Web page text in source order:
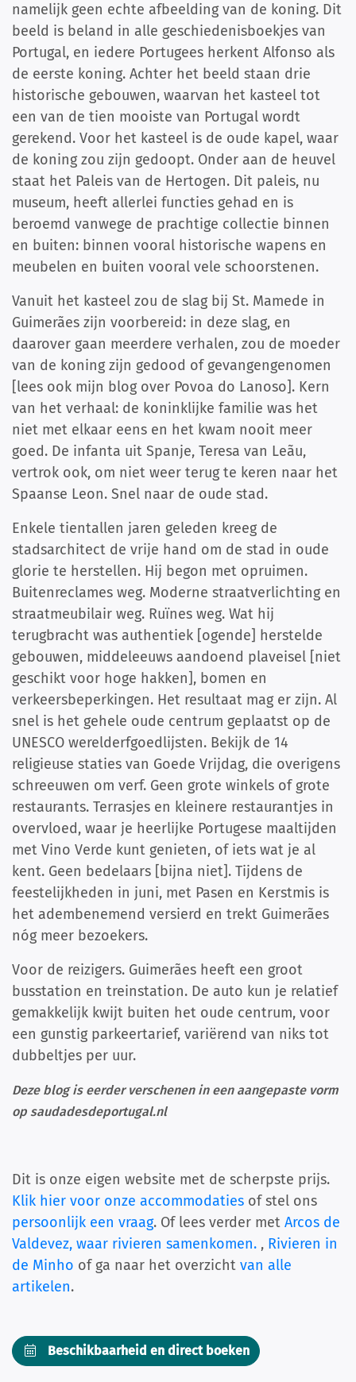
namelijk geen echte afbeelding van de koning. Dit
beeld is beland in alle geschiedenisboekjes van
Portugal, en iedere Portugees herkent Alfonso als
de eerste koning. Achter het beeld staan drie
historische gebouwen, waarvan het kasteel tot
een van de tien mooiste van Portugal wordt
gerekend. Voor het kasteel is de oude kapel, waar
de koning zou zijn gedoopt. Onder aan de heuvel
staat het Paleis van de Hertogen. Dit paleis, nu
museum, heeft allerlei functies gehad en is
beroemd vanwege de prachtige collectie binnen
en buiten: binnen vooral historische wapens en
meubelen en buiten vooral vele schoorstenen.
Vanuit het kasteel zou de slag bij St. Mamede in
Guimerães zijn voorbereid: in deze slag, en
daarover gaan meerdere verhalen, zou de moeder
van de koning zijn gedood of gevangengenomen
[lees ook mijn blog over Povoa do Lanoso]. Kern
van het verhaal: de koninklijke familie was het
niet met elkaar eens en het kwam nooit meer
goed. De infanta uit Spanje, Teresa van Leãu,
vertrok ook, om niet weer terug te keren naar het
Spaanse Leon. Snel naar de oude stad.
Enkele tientallen jaren geleden kreeg de
stadsarchitect de vrije hand om de stad in oude
glorie te herstellen. Hij begon met opruimen.
Buitenreclames weg. Moderne straatverlichting en
straatmeubilair weg. Ruïnes weg. Wat hij
terugbracht was authentiek [ogende] herstelde
gebouwen, middeleeuws aandoend plaveisel [niet
geschikt voor hoge hakken], bomen en
verkeersbeperkingen. Het resultaat mag er zijn. Al
snel is het gehele oude centrum geplaatst op de
UNESCO werelderfgoedlijsten. Bekijk de 14
religieuse staties van Goede Vrijdag, die overigens
schreeuwen om verf. Geen grote winkels of grote
restaurants. Terrasjes en kleinere restaurantjes in
overvloed, waar je heerlijke Portugese maaltijden
met Vino Verde kunt genieten, of iets wat je al
kent. Geen bedelaars [bijna niet]. Tijdens de
feestelijkheden in juni, met Pasen en Kerstmis is
het adembenemend versierd en trekt Guimerães
nóg meer bezoekers.
Voor de reizigers. Guimerães heeft een groot
busstation en treinstation. De auto kun je relatief
gemakkelijk kwijt buiten het oude centrum, voor
een gunstig parkeertarief, variërend van niks tot
dubbeltjes per uur.
Deze blog is eerder verschenen in een aangepaste vorm
op saudadesdeportugal.nl
Dit is onze eigen website met de scherpste prijs.
Klik hier voor onze accommodaties of stel ons
persoonlijk een vraag. Of lees verder met Arcos de
Valdevez, waar rivieren samenkomen. , Rivieren in
de Minho of ga naar het overzicht van alle
artikelen.
Beschikbaarheid en direct boeken